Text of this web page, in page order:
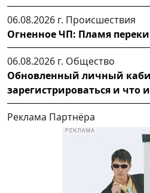
06.08.2026 г. Происшествия
Огненное ЧП: Пламя
06.08.2026 г. Общество
Обновленный личный
зарегистрироваться и что
Реклама Партнёра